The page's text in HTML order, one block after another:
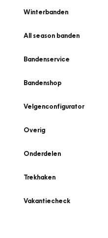
Winterbanden
All season banden
Bandenservice
Bandenshop
Velgenconfigurator
Overig
Onderdelen
Trekhaken
Vakantiecheck